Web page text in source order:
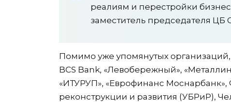
реалиям и перестройки
заместитель председателя ЦБ
Помимо уже упомянутых
BCS Bank, «Левобережный»,
«ИТУРУП», «Еврофинанс
реконструкции и развития (УБРиР),